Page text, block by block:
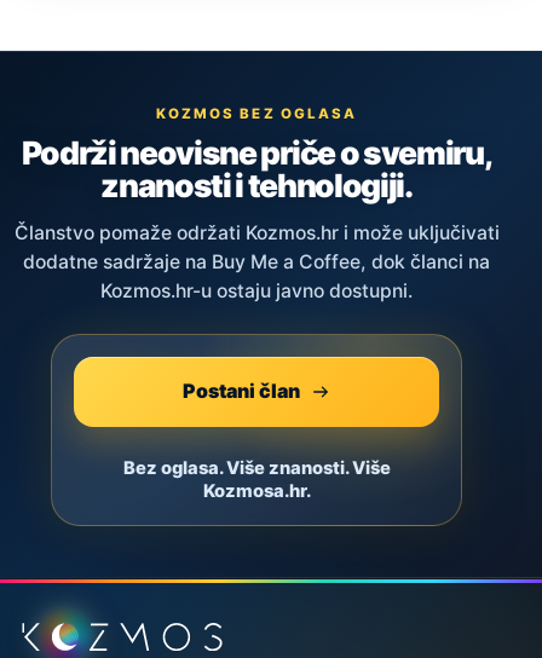
KOZMOS BEZ OGLASA
Podrži neovisne priče o svemiru,
znanosti i tehnologiji.
Članstvo pomaže održati Kozmos.hr i može uključivati
dodatne sadržaje na Buy Me a Coffee, dok članci na
Kozmos.hr-u ostaju javno dostupni.
Postani član
Bez oglasa. Više znanosti. Više
Kozmosa.hr.
Podnožje stranice